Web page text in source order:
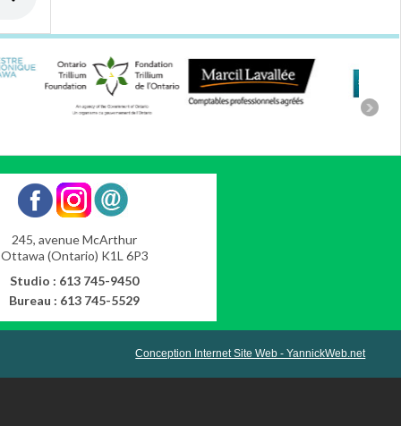
245, avenue McArthur
Ottawa (Ontario) K1L 6P3
Studio : 613 745-9450
Bureau : 613 745-5529
Conception Internet Site Web - YannickWeb.net